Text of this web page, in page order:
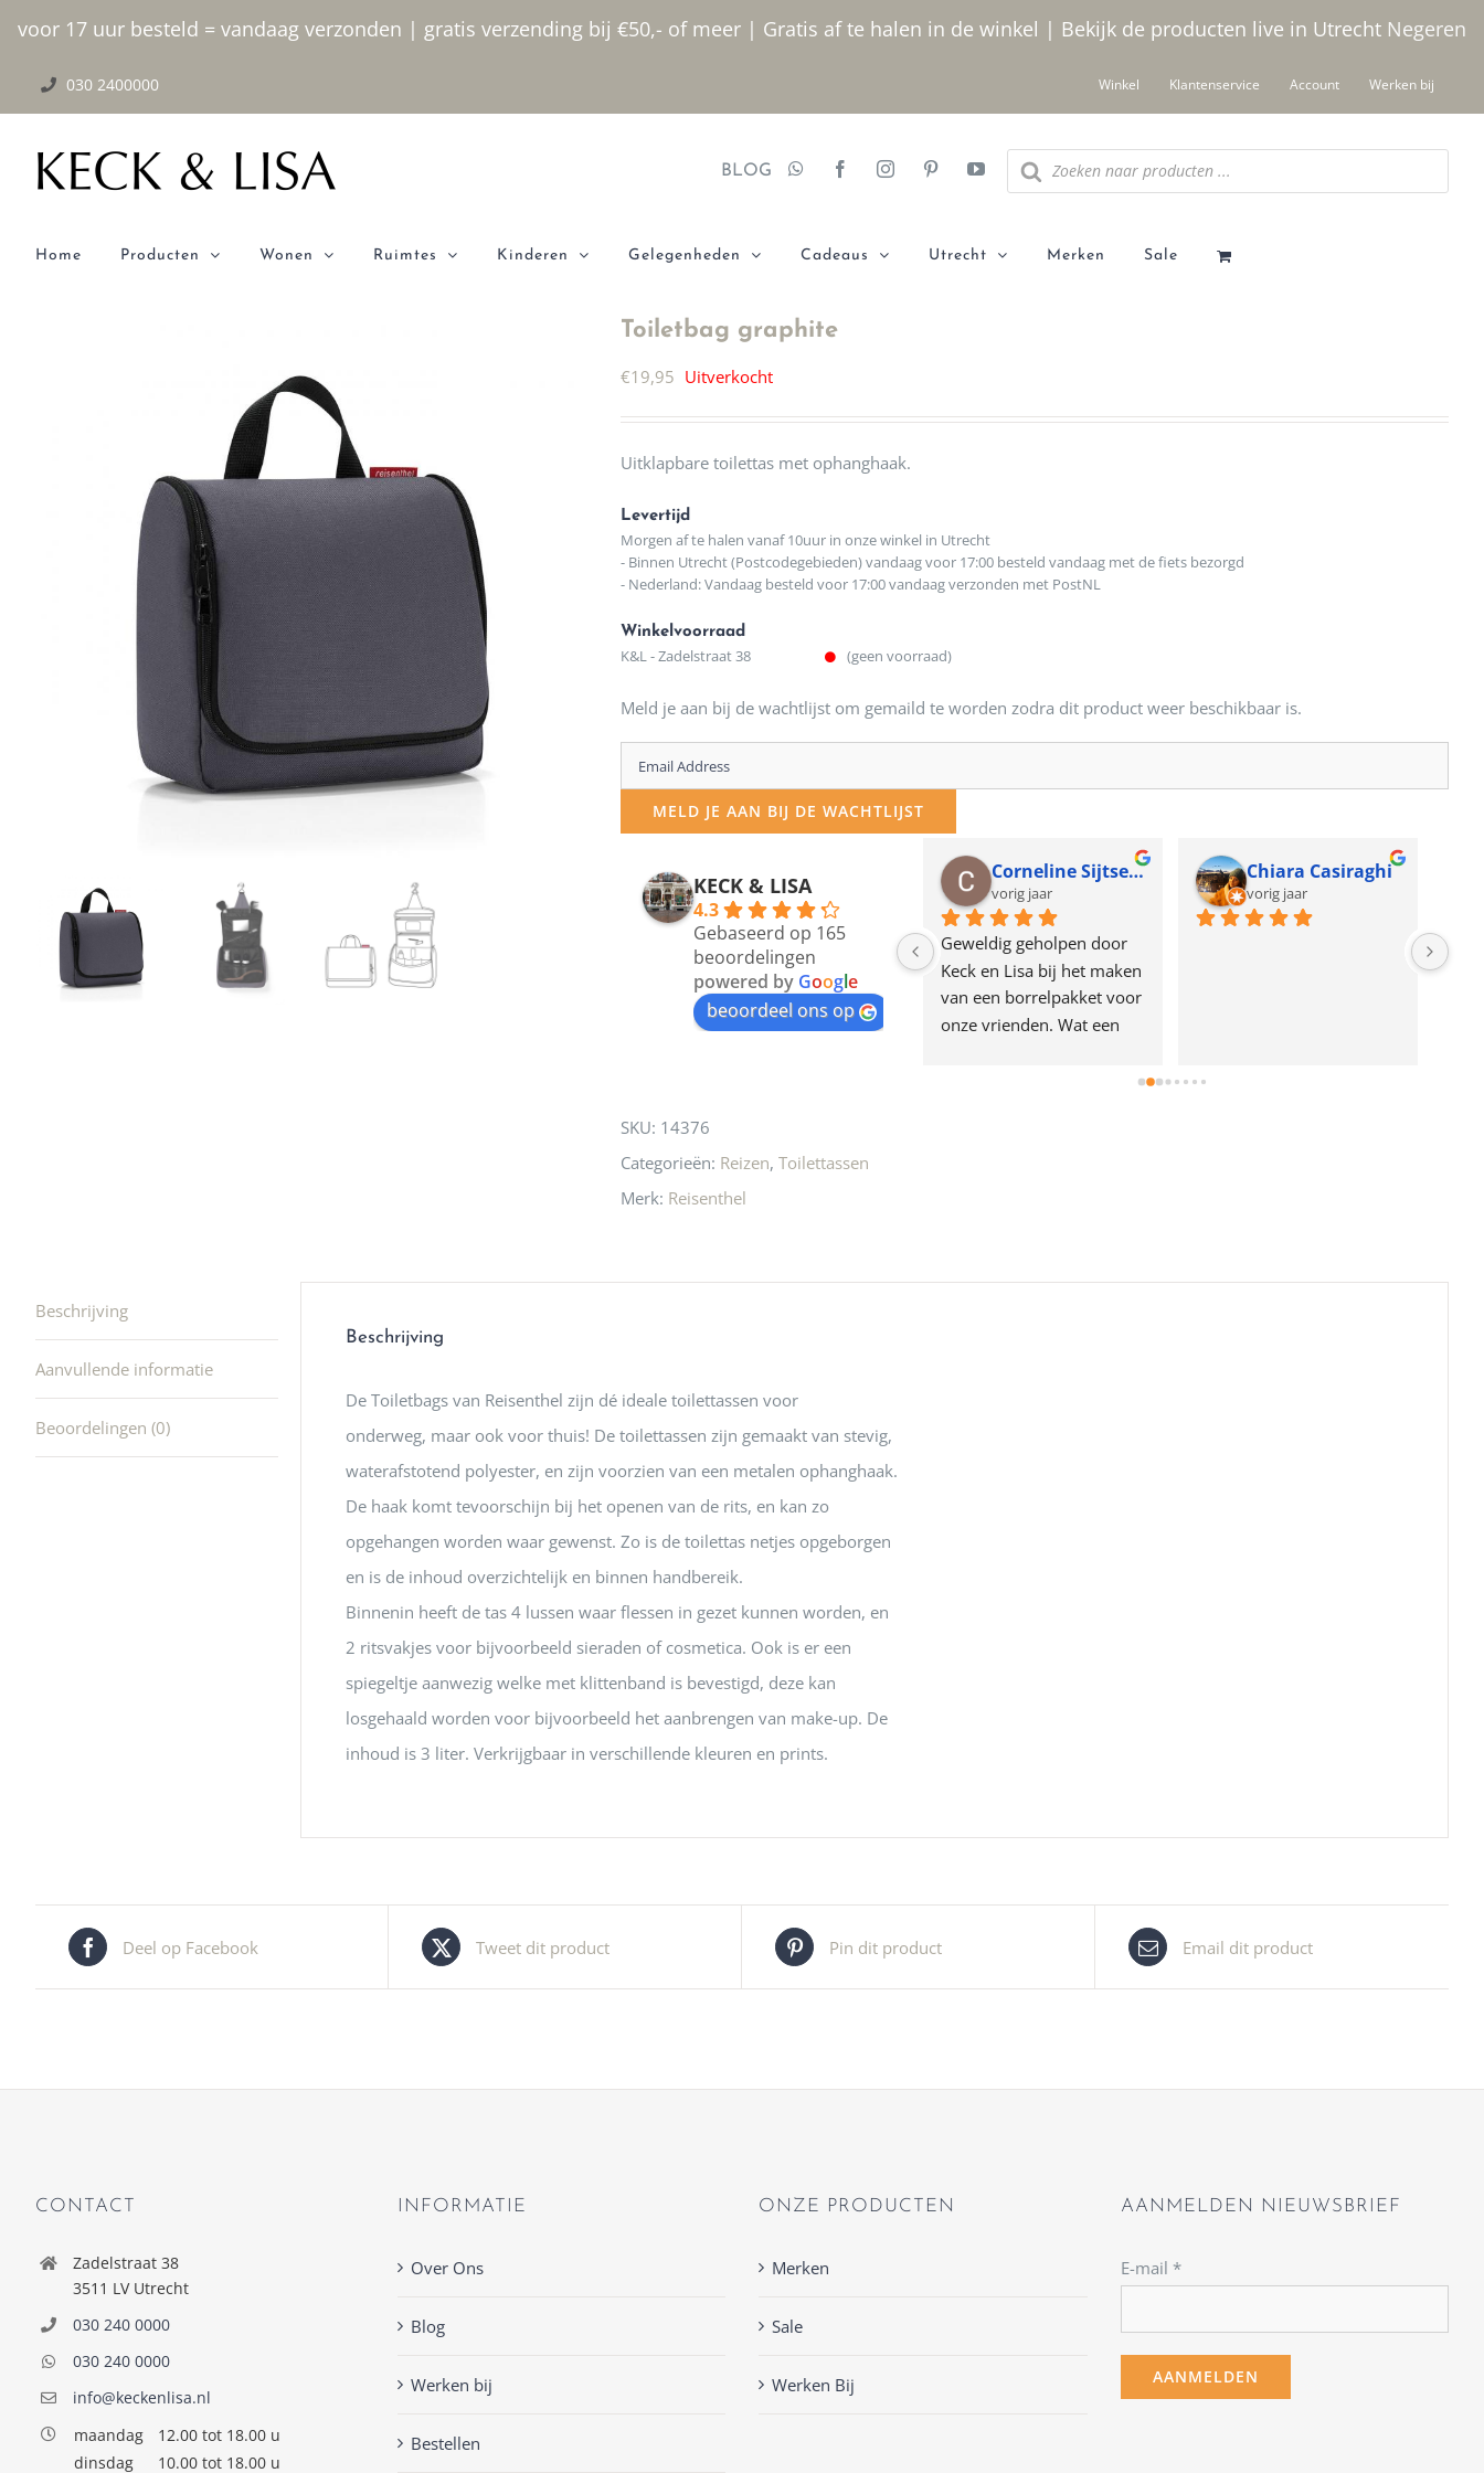
voor 17 uur besteld = vandaag verzonden | gratis verzending bij €50,- of meer | Gratis af te halen in de winkel | Bekijk de producten live in Utrecht Negeren
inhoud
030 2400000 Winkel Klantenservice Account Werken bij
BLOG
Producten
zoeken
Home Producten Wonen Ruimtes Kinderen Gelegenheden Cadeaus Utrecht Merken Sale
Toiletbag graphite
€19,95 Uitverkocht
Uitklapbare toilettas met ophanghaak.
Levertijd
Morgen af te halen vanaf 10uur in onze winkel in Utrecht
- Binnen Utrecht (Postcodegebieden) vandaag voor 17:00 besteld vandaag met de fiets bezorgd
- Nederland: Vandaag besteld voor 17:00 vandaag verzonden met PostNL
Winkelvoorraad
K&L - Zadelstraat 38 (geen voorraad)
Meld je aan bij de wachtlijst om gemaild te worden zodra dit product weer beschikbaar is.
Enter
your
email
MELD JE AAN BIJ DE WACHTLIJST
KECK & LISA
4.3
Gebaseerd op 165
beoordelingen
powered by Google
beoordeel ons op
Ik was een dagje in Utrecht
en ik kwam deze leuke
ook heel aardig en gezellig
12 maanden geleden
Waarom in hemelsnaam
de woonwinkel op de
klippen  laten lopen? Waar
moeten nu de design
Corneline Sijtsema
vorig jaar
Geweldig geholpen door
Keck en Lisa bij het maken
van een borrelpakket voor
onze vrienden. Wat een
Chiara Casiraghi
vorig jaar
SKU: 14376
Categorieën: Reizen, Toilettassen
Merk: Reisenthel
Beschrijving
Aanvullende informatie
Beoordelingen (0)
Beschrijving
De Toiletbags van Reisenthel zijn dé ideale toilettassen voor
onderweg, maar ook voor thuis! De toilettassen zijn gemaakt van stevig,
waterafstotend polyester, en zijn voorzien van een metalen ophanghaak.
De haak komt tevoorschijn bij het openen van de rits, en kan zo
opgehangen worden waar gewenst. Zo is de toilettas netjes opgeborgen
en is de inhoud overzichtelijk en binnen handbereik.
Binnenin heeft de tas 4 lussen waar flessen in gezet kunnen worden, en
2 ritsvakjes voor bijvoorbeeld sieraden of cosmetica. Ook is er een
spiegeltje aanwezig welke met klittenband is bevestigd, deze kan
losgehaald worden voor bijvoorbeeld het aanbrengen van make-up. De
inhoud is 3 liter. Verkrijgbaar in verschillende kleuren en prints.
Deel op Facebook Tweet dit product Pin dit product Email dit product
CONTACT
Zadelstraat 38
3511 LV Utrecht
030 240 0000
030 240 0000
info@keckenlisa.nl
maandag
12.00 tot 18.00 u
dinsdag
10.00 tot 18.00 u
INFORMATIE
Over Ons
Blog
Werken bij
Bestellen
ONZE PRODUCTEN
Merken
Sale
Werken Bij
AANMELDEN NIEUWSBRIEF
E-mail *